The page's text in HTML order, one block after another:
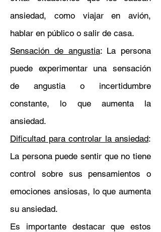
ansiedad, como viajar en avión,
hablar en público o salir de casa.
Sensación de angustia: La persona
puede experimentar una sensación
de angustia o incertidumbre
constante, lo que aumenta la
ansiedad.
Dificultad para controlar la ansiedad:
La persona puede sentir que no tiene
control sobre sus pensamientos o
emociones ansiosas, lo que aumenta
su ansiedad.
Es importante destacar que estos